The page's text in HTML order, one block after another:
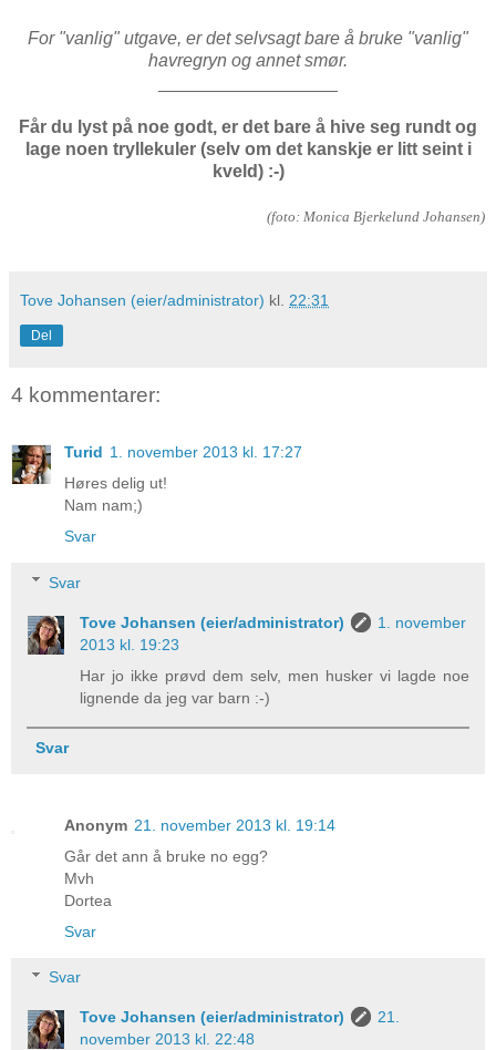
For "vanlig" utgave, er det selvsagt bare å bruke "vanlig"
havregryn og annet smør.
Får du lyst på noe godt, er det bare å hive seg rundt og
lage noen tryllekuler (selv om det kanskje er litt seint i
kveld) :-)
(foto: Monica Bjerkelund Johansen)
Tove Johansen (eier/administrator) kl. 22:31
Del
4 kommentarer:
Turid 1. november 2013 kl. 17:27
Høres delig ut!
Nam nam;)
Svar
Svar
Tove Johansen (eier/administrator)
1. november
2013 kl. 19:23
Har jo ikke prøvd dem selv, men husker vi lagde noe
lignende da jeg var barn :-)
Svar
Anonym 21. november 2013 kl. 19:14
Går det ann å bruke no egg?
Mvh
Dortea
Svar
Svar
Tove Johansen (eier/administrator)
21.
november 2013 kl. 22:48